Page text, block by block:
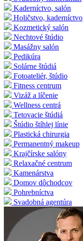
Kaderníctvo, salón
Holičstvo, kaderníctvo
Kozmetický salón
Nechtové štúdio
Masážny salón
Pedikúra
Solárne štúdiá
Fotoateliér, štúdio
Fitness centrum
Vizáž a líčenie
Wellness centrá
Tetovacie štúdiá
Štúdio štíhlej línie
Plastická chirurgia
Permanentný makeup
Krajčírske salóny
Relaxačné centrum
Kamenárstva
Domov dôchodcov
Pohrebníctva
Svadobná agentúra